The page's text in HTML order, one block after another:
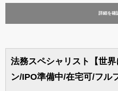
詳細を確
法務スペシャリスト【世
ン/IPO準備中/在宅可/フル